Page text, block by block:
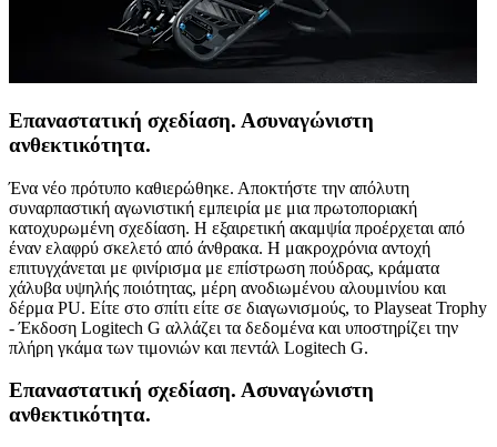
Επαναστατική σχεδίαση. Ασυναγώνιστη
ανθεκτικότητα.
Ένα νέο πρότυπο καθιερώθηκε. Αποκτήστε την απόλυτη
συναρπαστική αγωνιστική εμπειρία με μια πρωτοποριακή
κατοχυρωμένη σχεδίαση. Η εξαιρετική ακαμψία προέρχεται από
έναν ελαφρύ σκελετό από άνθρακα. Η μακροχρόνια αντοχή
επιτυγχάνεται με φινίρισμα με επίστρωση πούδρας, κράματα
χάλυβα υψηλής ποιότητας, μέρη ανοδιωμένου αλουμινίου και
δέρμα PU. Είτε στο σπίτι είτε σε διαγωνισμούς, το Playseat Trophy
- Έκδοση Logitech G αλλάζει τα δεδομένα και υποστηρίζει την
πλήρη γκάμα των τιμονιών και πεντάλ Logitech G.
Επαναστατική σχεδίαση. Ασυναγώνιστη
ανθεκτικότητα.